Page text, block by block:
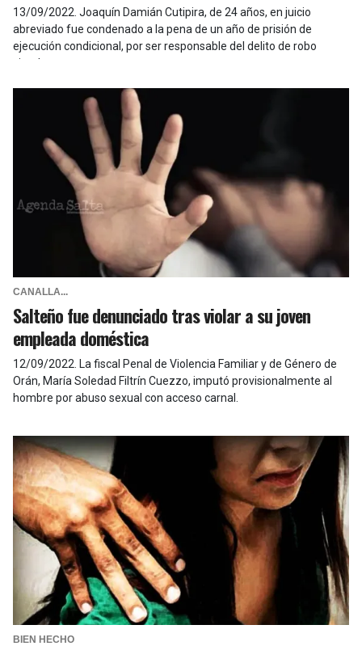
13/09/2022 Joaquín Damián Cutipira, de 24 años, en juicio
abreviado fue condenado a la pena de un año de prisión de
ejecución condicional, por ser responsable del delito de robo
simple.
CANALLA...
Salteño fue denunciado tras violar a su joven
empleada doméstica
12/09/2022 La fiscal Penal de Violencia Familiar y de Género de
Orán, María Soledad Filtrín Cuezzo, imputó provisionalmente al
hombre por abuso sexual con acceso carnal.
BIEN HECHO